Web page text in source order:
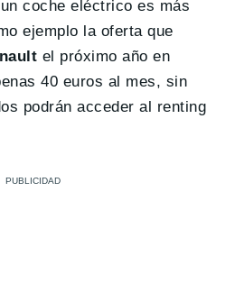
coche eléctrico es más
ejemplo la oferta que
el próximo año en
40 euros al mes, sin
podrán acceder al renting